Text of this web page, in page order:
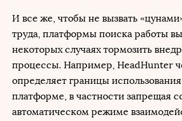
И все же, чтобы не вызвать
труда, платформы поиска работы
некоторых случаях тормозить
процессы. Например, HeadHunter
определяет границы
платформе, в частности запрещая
автоматическом режиме